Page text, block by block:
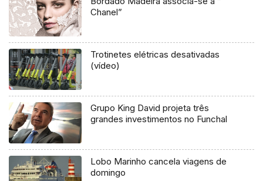
Chanel”
Trotinetes elétricas desativadas
(vídeo)
Grupo King David projeta três
grandes investimentos no Funchal
Lobo Marinho cancela viagens de
domingo